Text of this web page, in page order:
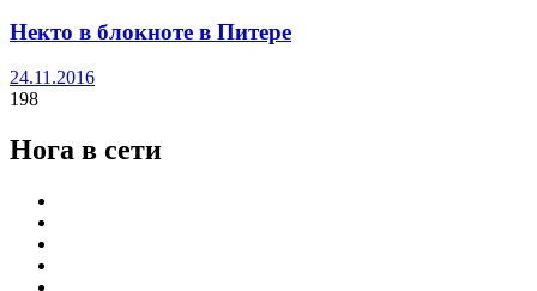
Некто в блокноте в Питере
24.11.2016
198
Нога в сети